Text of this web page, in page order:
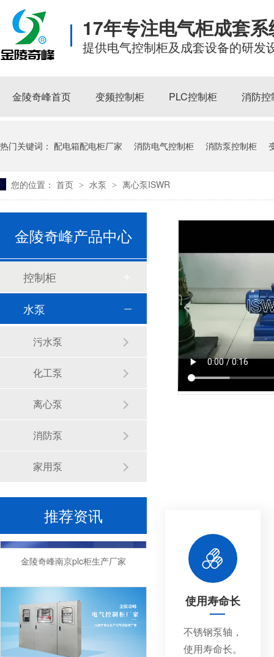
17年专注电气柜成套
提供电气控制柜及成套设备的研发
金陵奇峰首页 变频控制柜 PLC控制柜 消防控
热门关键词： 配电箱配电柜厂家 消防电气控制柜 消防泵控制柜
您的位置： 首页 > 水泵 > 离心泵ISWR
使用寿命长
不锈钢泵轴，
使用寿命长。
金陵奇峰产品中心
控制柜
水泵
污水泵
化工泵
离心泵
消防泵
家用泵
推荐资讯
如何有效避免PLC控制柜的电磁干扰？
金陵奇峰南京plc柜生产厂家